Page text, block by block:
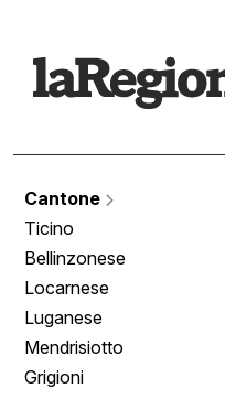
Cantone
Ticino
Bellinzonese
Locarnese
Luganese
Mendrisiotto
Grigioni